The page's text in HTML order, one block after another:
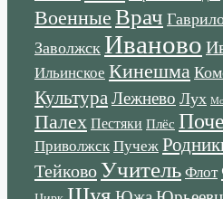
Военные Врач
Заволжск Иваново
Ильинское Кинешма
Культура Лежнево Лух
Палех Пестяки Плёс
Приволжск Пучеж
ТейковоУчитель Флот